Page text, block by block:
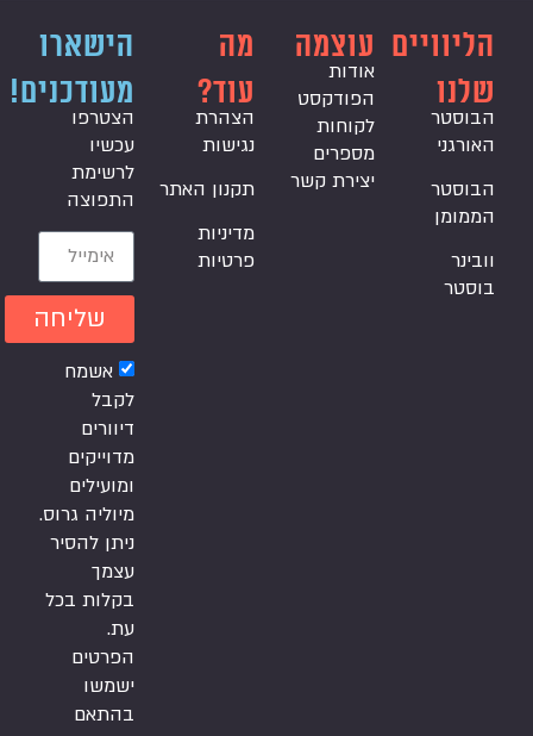
הליוויים
שלנו
הבוסטר
האורגני
הבוסטר
הממומן
וובינר
בוסטר
עוצמה
אודות
הפודקסט
לקוחות
מספרים
יצירת קשר
מה
עוד?
הצהרת
נגישות
תקנון האתר
מדיניות
פרטיות
הישארו
מעודכנים!
הצטרפו
עכשיו
לרשימת
התפוצה
אשמח
לקבל
דיוורים
מדוייקים
ומועילים
מיוליה גרוס.
ניתן להסיר
עצמך
בקלות בכל
עת.
הפרטים
ישמשו
בהתאם
שליחה